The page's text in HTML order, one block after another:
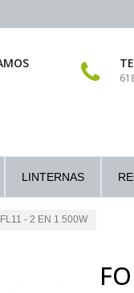
LINTERNAS
- 2 EN 1 500W